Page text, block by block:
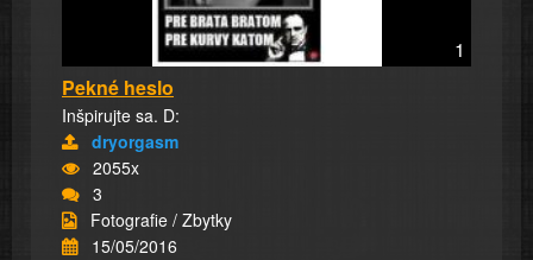
1
Pekné heslo
Inšpirujte sa. D:
dryorgasm
2055x
3
Fotografie / Zbytky
15/05/2016